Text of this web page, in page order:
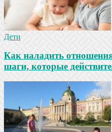
Дети
Как наладить
шаги, которые